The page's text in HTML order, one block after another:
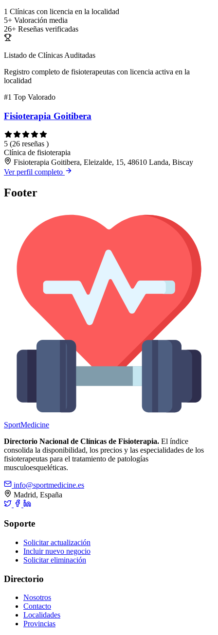
1 Clínicas con licencia en la localidad
5+ Valoración media
26+ Reseñas verificadas
Listado de Clínicas Auditadas
Registro completo de fisioterapeutas con licencia activa en la
localidad
#1 Top Valorado
Fisioterapia Goitibera
5 (26 reseñas )
Clínica de fisioterapia
Fisioterapia Goitibera, Eleizalde, 15, 48610 Landa, Biscay
Ver perfil completo
Footer
SportMedicine
Directorio Nacional de Clínicas de Fisioterapia. El índice
consolida la disponibilidad, los precios y las especialidades de los
fisioterapeutas para el tratamiento de patologías
musculoesqueléticas.
info@sportmedicine.es
Madrid, España
Soporte
Solicitar actualización
Incluir nuevo negocio
Solicitar eliminación
Directorio
Nosotros
Contacto
Localidades
Provincias